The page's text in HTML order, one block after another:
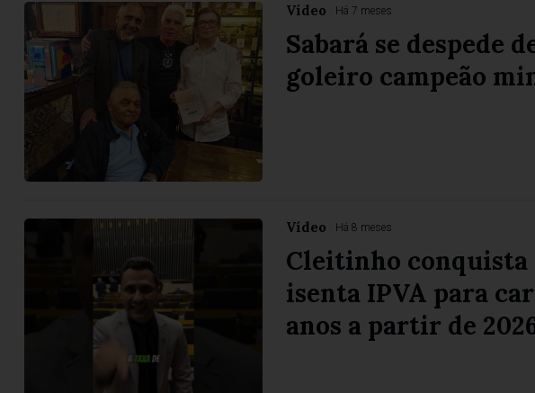
Vídeo Há 7 meses
Sabará se despede
goleiro campeão
Vídeo Há 8 meses
Cleitinho conquista
isenta IPVA para
anos a partir de